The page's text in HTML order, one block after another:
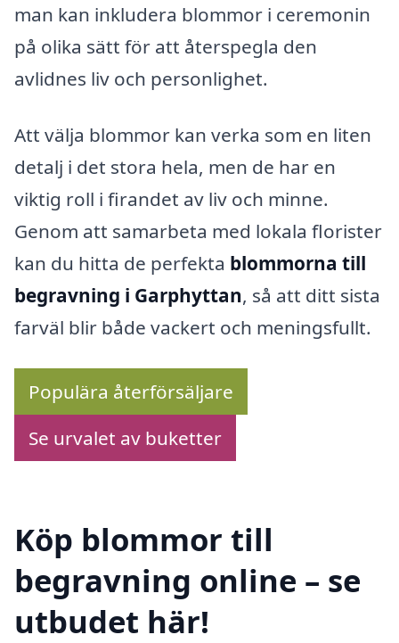
man kan inkludera blommor i ceremonin
på olika sätt för att återspegla den
avlidnes liv och personlighet.
Att välja blommor kan verka som en liten
detalj i det stora hela, men de har en
viktig roll i firandet av liv och minne.
Genom att samarbeta med lokala florister
kan du hitta de perfekta blommorna till
begravning i Garphyttan, så att ditt sista
farväl blir både vackert och meningsfullt.
Populära återförsäljare
Se urvalet av buketter
Köp blommor till
begravning online – se
utbudet här!